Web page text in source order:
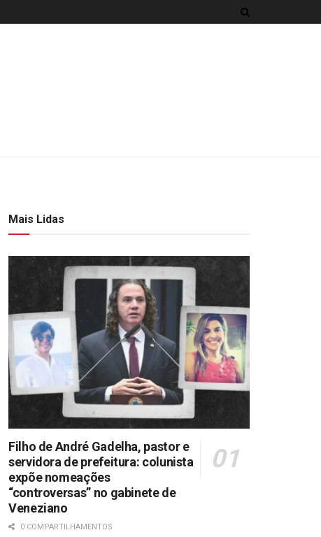
Mais Lidas
Filho de André Gadelha, pastor e
servidora de prefeitura: colunista
expõe nomeações
“controversas” no gabinete de
Veneziano
0 COMPARTILHAMENTOS